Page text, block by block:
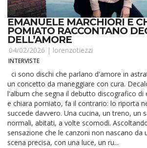
EMANUELE MARCHIORI E
POMIATO RACCONTANO
DELL’AMORE
04/02/2026 | lorenzotiezzi
INTERVISTE
ci sono dischi che parlano d'amore in
un concetto da maneggiare con cura.
l'album che segna il debutto discografico di
e chiara pomiato, fa il contrario: lo riporta
succede davvero. Una cucina, un treno, un
normali, abitati, a volte scomodi.
sensazione che le canzoni non nascano da
scena precisa, con una luce, un ru...